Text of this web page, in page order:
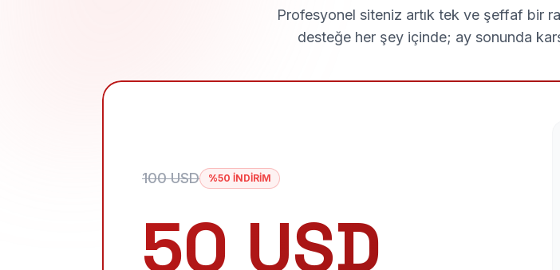
Profesyonel siteniz artık tek ve şeffaf bir
desteğe her şey içinde; ay sonunda
100 USD %50 İNDİRİM
50 USD